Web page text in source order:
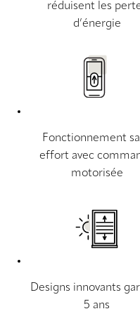
réduisent les
d’énergie
Fonctionnement
effort avec
motorisée
Designs innovants
5 ans